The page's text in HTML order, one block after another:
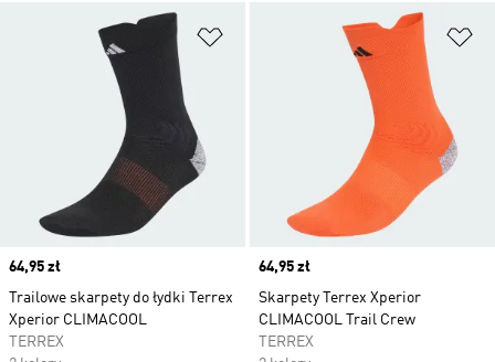
Dodaj do listy życzeń
Price
64,95 zł
Trailowe skarpety do łydki Terrex
Xperior CLIMACOOL
TERREX
Price
64,95 zł
Skarpety Terrex Xperior
CLIMACOOL Trail Crew
TERREX